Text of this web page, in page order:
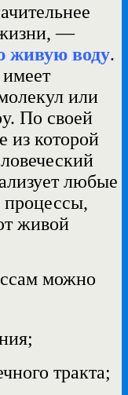
жизни, —
живую воду.
имеет
или
По своей
из которой
любые
живой
можно
тракта;